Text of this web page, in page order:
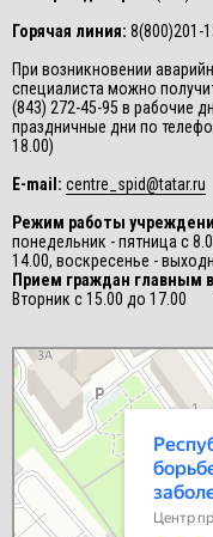
Горячая линия: 8(800)201-
При возникновении
специалиста можно
(843) 272-45-95 в рабочие
праздничные дни по
18.00)
E-mail: centre_spid@tatar.ru
Режим работы
понедельник - пятница с
14.00, воскресенье -
Прием граждан главным
Вторник с 15.00 до 17.00
Республиканский центр по
инфекционными заболеваниями
Центр профилактики СПИДа в